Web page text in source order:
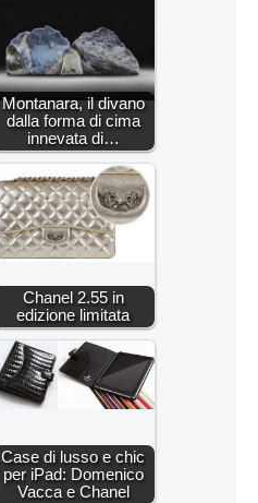
Montanara, il divano
dalla forma di cima
innevata di…
Chanel 2.55 in
edizione limitata
Case di lusso e chic
per iPad: Domenico
Vacca e Chanel